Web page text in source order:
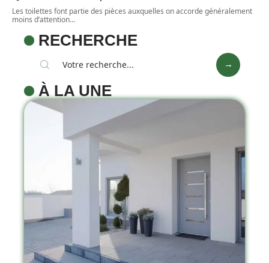
Les toilettes font partie des pièces auxquelles on accorde généralement
moins d’attention…
RECHERCHE
À LA UNE